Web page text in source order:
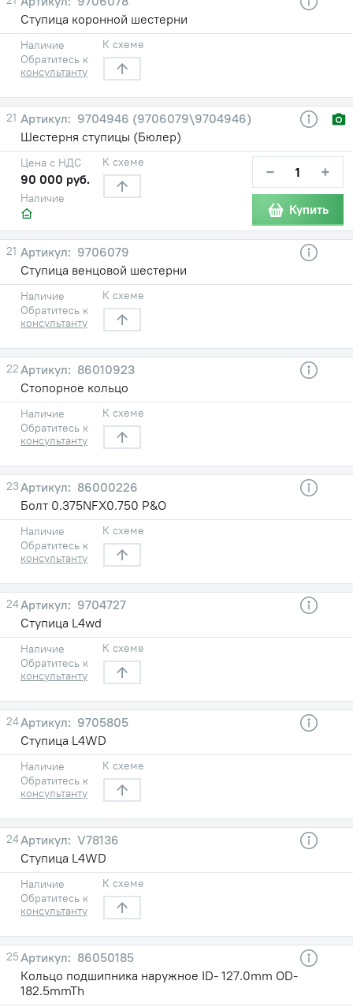
Ступица коронной шестерни
Наличие
Обратитесь к
консультанту
К схеме
21
9704946 (9706079\9704946)
Шестерня ступицы (Бюлер)
Наличие
Цена с НДС
90 000 руб.
К схеме − +
Купить
21
9706079
Ступица венцовой шестерни
Наличие
Обратитесь к
консультанту
К схеме
22
86010923
Стопорное кольцо
Наличие
Обратитесь к
консультанту
К схеме
23
86000226
Болт 0.375NFX0.750 P&O
Наличие
Обратитесь к
консультанту
К схеме
24
9704727
Ступица L4wd
Наличие
Обратитесь к
консультанту
К схеме
24
9705805
Ступица L4WD
Наличие
Обратитесь к
консультанту
К схеме
24
V78136
Ступица L4WD
Наличие
Обратитесь к
консультанту
К схеме
25
86050185
Кольцо подшипника наружное ID- 127.0mm OD-
182.5mmTh